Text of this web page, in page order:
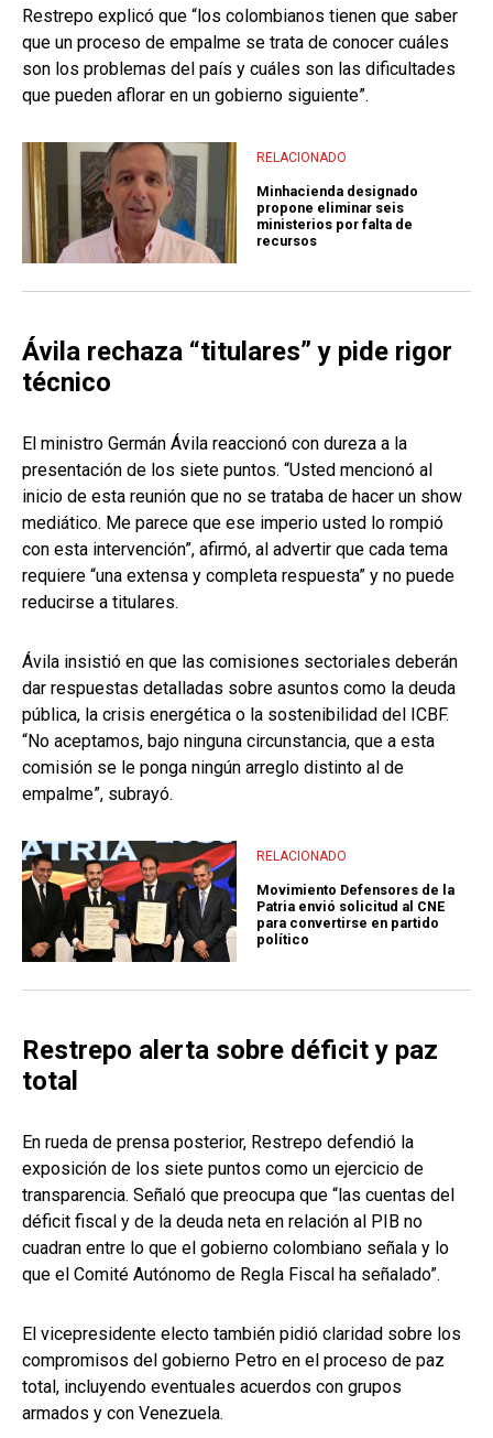
Restrepo explicó que “los colombianos tienen que saber
que un proceso de empalme se trata de conocer cuáles
son los problemas del país y cuáles son las dificultades
que pueden aflorar en un gobierno siguiente”.
RELACIONADO
Minhacienda designado
propone eliminar seis
ministerios por falta de
recursos
Ávila rechaza “titulares” y pide rigor
técnico
El ministro Germán Ávila reaccionó con dureza a la
presentación de los siete puntos. “Usted mencionó al
inicio de esta reunión que no se trataba de hacer un show
mediático. Me parece que ese imperio usted lo rompió
con esta intervención”, afirmó, al advertir que cada tema
requiere “una extensa y completa respuesta” y no puede
reducirse a titulares.
Ávila insistió en que las comisiones sectoriales deberán
dar respuestas detalladas sobre asuntos como la deuda
pública, la crisis energética o la sostenibilidad del ICBF.
“No aceptamos, bajo ninguna circunstancia, que a esta
comisión se le ponga ningún arreglo distinto al de
empalme”, subrayó.
RELACIONADO
Movimiento Defensores de la
Patria envió solicitud al CNE
para convertirse en partido
político
Restrepo alerta sobre déficit y paz
total
En rueda de prensa posterior, Restrepo defendió la
exposición de los siete puntos como un ejercicio de
transparencia. Señaló que preocupa que “las cuentas del
déficit fiscal y de la deuda neta en relación al PIB no
cuadran entre lo que el gobierno colombiano señala y lo
que el Comité Autónomo de Regla Fiscal ha señalado”.
El vicepresidente electo también pidió claridad sobre los
compromisos del gobierno Petro en el proceso de paz
total, incluyendo eventuales acuerdos con grupos
armados y con Venezuela.